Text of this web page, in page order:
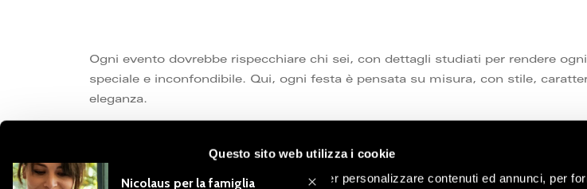
Questo sito web utilizza i cookie
Utilizziamo i cookie per personalizzare contenuti ed annunci, per
Ogni evento dovrebbe rispecchiare chi sei, con dettagli studiati per rendere
speciale e inconfondibile. Qui, ogni festa è pensata su misura, con stile,
eleganza.
sorprenderà te e i tuoi ospiti. Un’atmosfera esclusiva, ambienti scenografici e
impeccabile: tutto è progettato per rendere il tuo evento unico e